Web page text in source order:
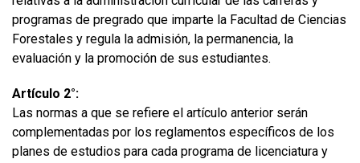
programas de pregrado que imparte la Facultad de Ciencias
Forestales y regula la admisión, la permanencia, la
evaluación y la promoción de sus estudiantes.
Artículo 2°:
Las normas a que se refiere el artículo anterior serán
complementadas por los reglamentos específicos de los
planes de estudios para cada programa de licenciatura y